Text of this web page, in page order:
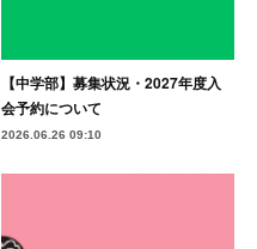
【中学部】募集状況・2027年度入
会予約について
2026.06.26 09:10